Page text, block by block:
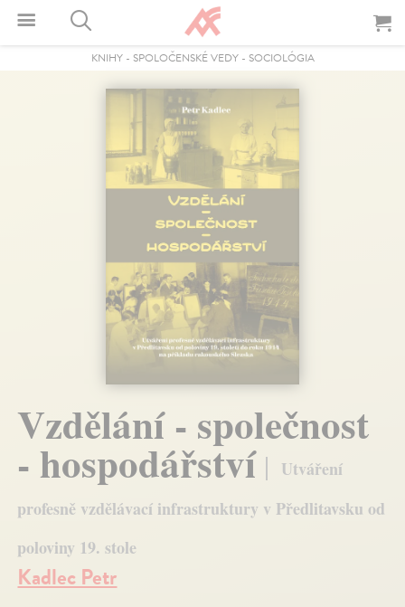
KNIHY- SPOLOČENSKÉ VEDY- SOCIOLÓGIA
Vzdělání - společnost
- hospodářství
Utváření
profesně vzdělávací infrastruktury v Předlitavsku od
poloviny 19. stole
Kadlec Petr